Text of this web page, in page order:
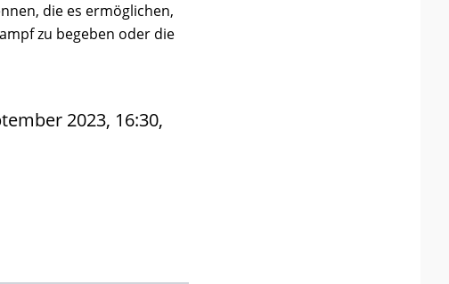
die es ermöglichen,
zu begeben oder die
2023, 16:30,